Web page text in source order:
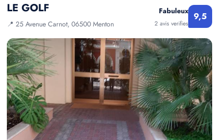
LE GOLF
📍 25 Avenue Carnot, 06500 Menton
Fabuleux
2 avis verifies
9,5